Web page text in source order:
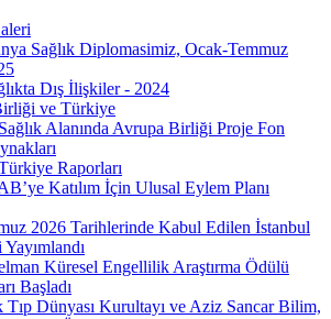
Sağlık Diplomasimiz, Ocak-Temmuz
Dış İlişkiler - 2024
ve Türkiye
Alanında Avrupa Birliği Proje Fon
Raporları
Katılım İçin Ulusal Eylem Planı
2026 Tarihlerinde Kabul Edilen İstanbul
Küresel Engellilik Araştırma Ödülü
Başladı
Dünyası Kurultayı ve Aziz Sancar Bilim,